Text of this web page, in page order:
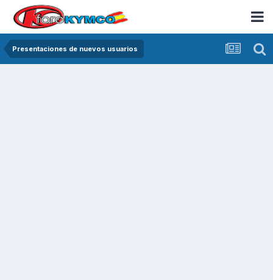
Presentaciones de nuevos usuarios